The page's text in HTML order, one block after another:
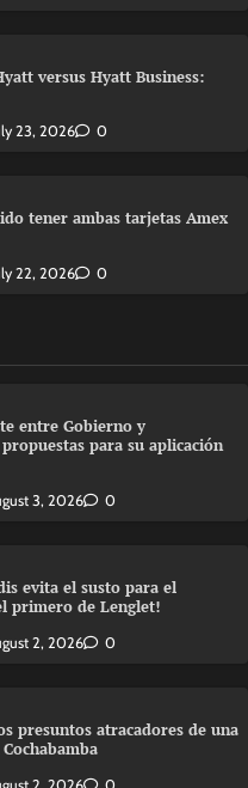
versus Hyatt Business:
23, 2026 0
tener ambas tarjetas Amex
22, 2026 0
entre Gobierno y
para su aplicación
3, 2026 0
evita el susto para el
primero de Lenglet!
2, 2026 0
presuntos atracadores de una